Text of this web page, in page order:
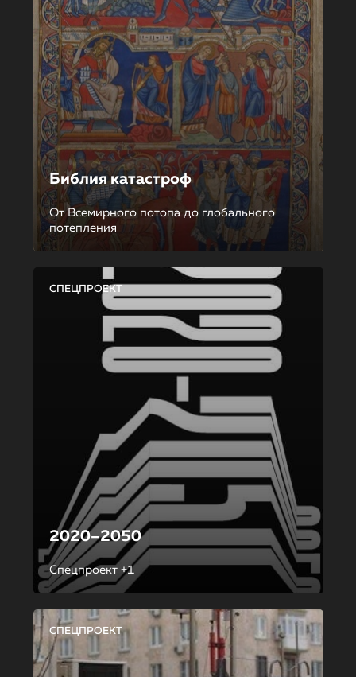
Библия катастроф
От Всемирного потопа до глобального
потепления
СПЕЦПРОЕКТ
2020–2050
Спецпроект +1
СПЕЦПРОЕКТ